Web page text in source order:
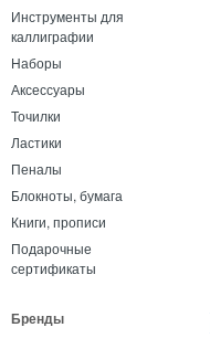
Инструменты для
каллиграфии
Наборы
Аксессуары
Точилки
Ластики
Пеналы
Блокноты, бумага
Книги, прописи
Подарочные
сертификаты
Бренды